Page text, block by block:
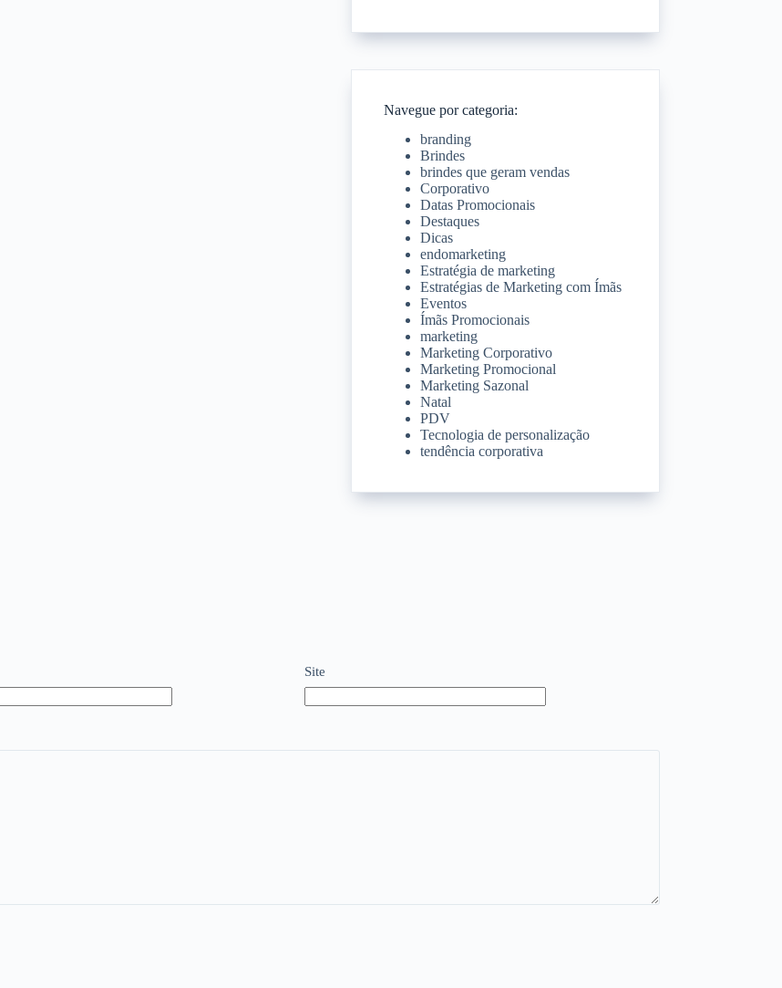
Navegue por categoria:
branding
Brindes
brindes que geram vendas
Corporativo
Datas Promocionais
Destaques
Dicas
endomarketing
Estratégia de marketing
Estratégias de Marketing com Ímãs
Eventos
Ímãs Promocionais
marketing
Marketing Corporativo
Marketing Promocional
Marketing Sazonal
Natal
PDV
Tecnologia de personalização
tendência corporativa
Site